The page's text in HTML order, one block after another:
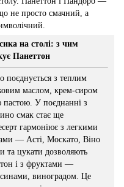
не просто смачний, а
на столі: з чим
Панеттон
поєднується з теплим
маслом, крем-сиром
пастою. У поєднанні з
смак стає ще
гармоніює з легкими
— Асті, Москато, Віно
та цукати дозволяють
і з фруктами —
виноградом. Це